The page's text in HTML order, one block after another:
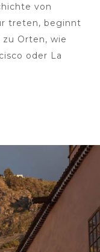
von
treten, beginnt
Orten, wie
oder La